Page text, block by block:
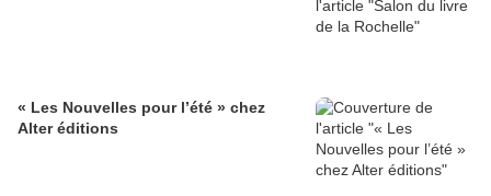
« Les Nouvelles pour l’été » chez
Alter éditions